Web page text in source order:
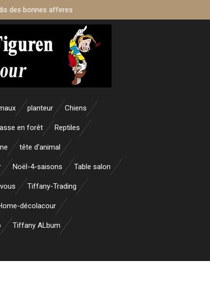
des bonnes afferes
planteur Chiens
en forêt Reptiles
tête d'animal
Noël-4-saisons Table salon
Tiffany-Trading
décolacour
Tiffany ALbum